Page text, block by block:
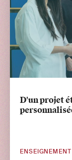
D'un projet
ENSEIGNEMENT